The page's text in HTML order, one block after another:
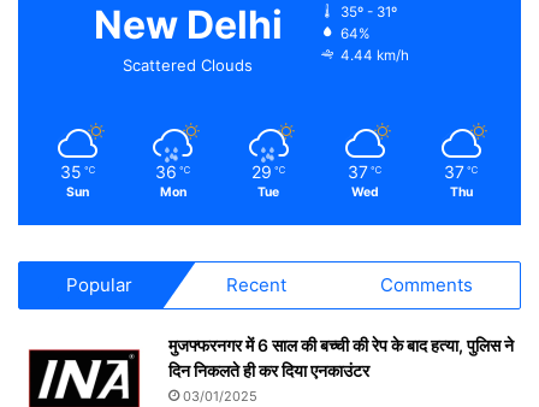
New Delhi
Scattered Clouds
35º - 31º
64%
4.44 km/h
35 ℃
Sun
36 ℃
Mon
29 ℃
Tue
37 ℃
Wed
37 ℃
Thu
Popular Recent Comments
मुजफ्फरनगर में 6 साल की बच्ची की रेप के बाद हत्या, पुलिस ने
दिन निकलते ही कर दिया एनकाउंटर
03/01/2025